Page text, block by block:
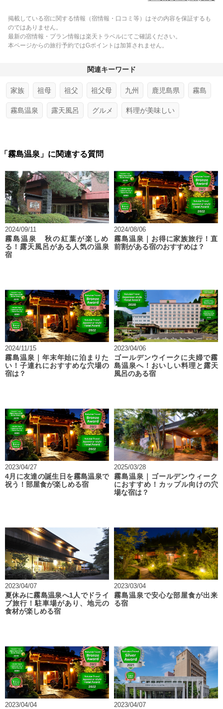
掲載している宿に関する情報（宿情報・口コミ等）はその内容を保証するも
のではありません。
最新の宿情報・プラン情報は楽天トラベルにてご確認ください。
本ページからの旅行予約ではGポイントは加算されません。
関連キーワード
家族 祖母 祖父 祖父母 九州 鹿児島県 霧島
霧島温泉 露天風呂 グルメ 料理が美味しい
「霧島温泉」に関連する質問
2024/09/11
霧島温泉 秋の紅葉が楽しめ
る！露天風呂がある人気の温泉
宿
2024/08/06
霧島温泉｜お得に家族旅行！直
前割がある宿のおすすめは？
2024/11/15
霧島温泉｜年末年始に泊まりた
い！子連れにおすすめな穴場の
宿は？
2023/04/06
ゴールデンウイークに夫婦で霧
島温泉へ！おいしい料理と露天
風呂のある宿
2023/04/27
4月に友達の誕生日を霧島温泉で
祝う！部屋食が楽しめる宿
2025/03/28
霧島温泉｜ゴールデンウィーク
におすすめ！カップル向けの穴
場な宿は？
2023/04/07
夏休みに霧島温泉へ1人でドライ
ブ旅行！駐車場があり、地元の
食材が楽しめる宿
2023/03/04
霧島温泉で安心な部屋食が出来
る宿
2023/04/04 2023/04/07